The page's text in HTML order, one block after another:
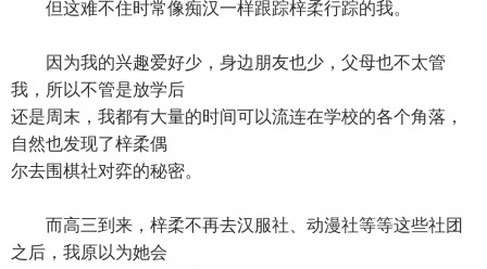
但这难不住时常像痴汉一样跟踪梓柔行踪的我。
因为我的兴趣爱好少，身边朋友也少，父母也不太管
我，所以不管是放学后
还是周末，我都有大量的时间可以流连在学校的各个角落，
自然也发现了梓柔偶
尔去围棋社对弈的秘密。
而高三到来，梓柔不再去汉服社、动漫社等等这些社团
之后，我原以为她会